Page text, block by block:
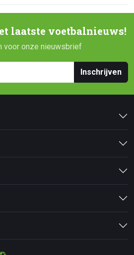
laatste voetbalnieuws!
voor onze nieuwsbrief
Inschrijven